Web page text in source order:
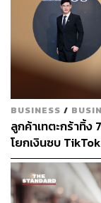
BUSINESS /
ลูกค้าเทตะกร้าทิ้
โยกเงินซบ
ครั้งแรกในรอบ 14